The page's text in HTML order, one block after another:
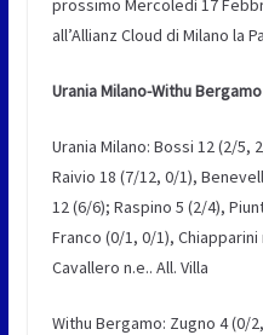
prossimo Mercoledì 17
all’Allianz Cloud di Milano la
Urania Milano-Withu
Urania Milano: Bossi 12 (2/5,
Raivio 18 (7/12, 0/1),
12 (6/6); Raspino 5 (2/4),
Franco (0/1, 0/1), Chiapparini
Cavallero n.e.. All. Villa
Withu Bergamo: Zugno 4 (0/